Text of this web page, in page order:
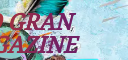
GRAN